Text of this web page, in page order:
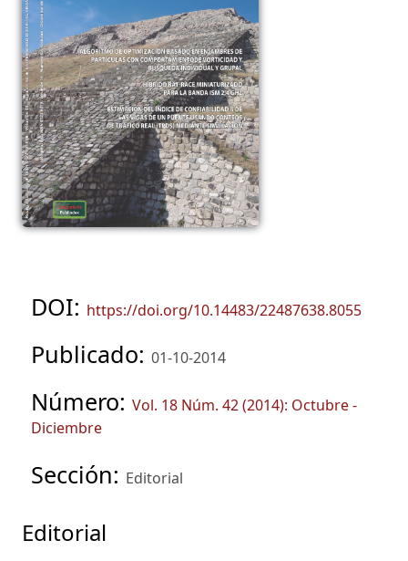
DOI: https://doi.org/10.14483/22487638.8055
Publicado: 01-10-2014
Número: Vol. 18 Núm. 42 (2014): Octubre -
Diciembre
Sección: Editorial
Editorial